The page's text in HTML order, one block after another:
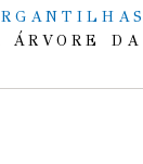
ÁRVORE